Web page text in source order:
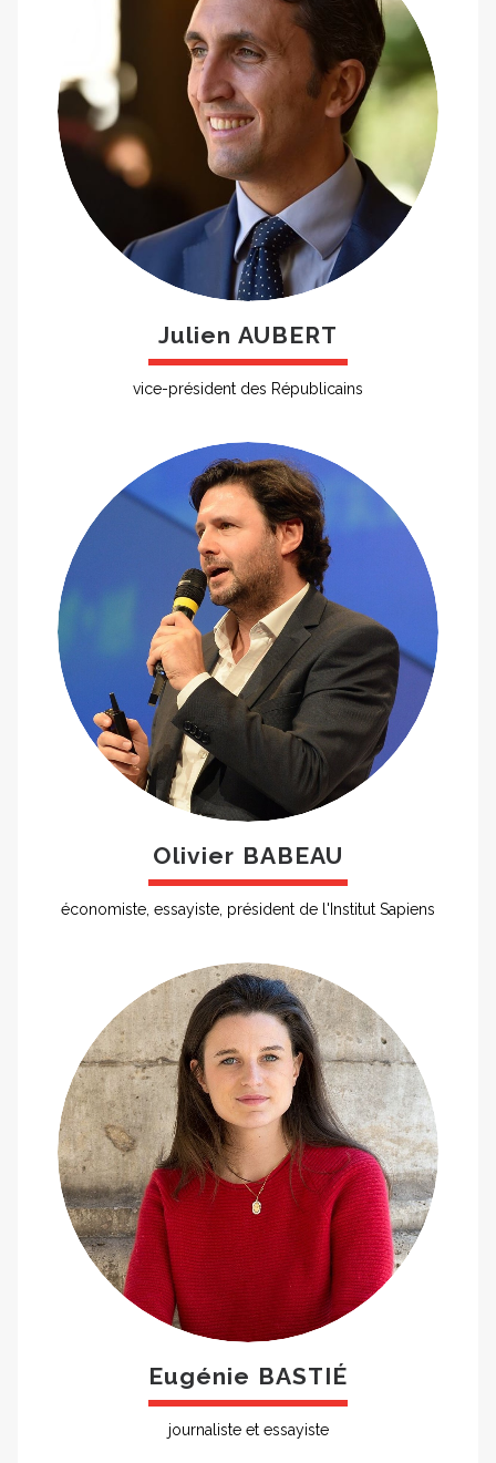
Julien AUBERT
vice-président des Républicains
Olivier BABEAU
économiste, essayiste, président de l'Institut Sapiens
Eugénie BASTIÉ
journaliste et essayiste